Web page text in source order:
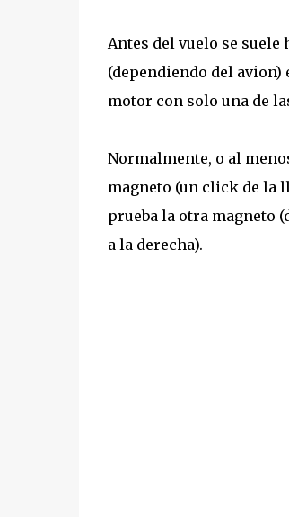
Antes del vuelo se suele
(dependiendo del
motor con solo una de
Normalmente, o al
magneto (un click de la
prueba la otra magneto
a la derecha).